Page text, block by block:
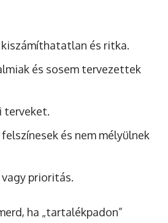
és ritka.
és sosem tervezettek
terveket.
és nem mélyülnek
vagy prioritás.
ha „tartalékpadon”